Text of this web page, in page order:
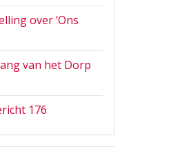
over ‘Ons
van het Dorp
176